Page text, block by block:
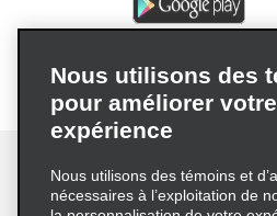
Nous utilisons des
pour améliorer votre
expérience
Nous utilisons des témoins et
nécessaires à l’exploitation de